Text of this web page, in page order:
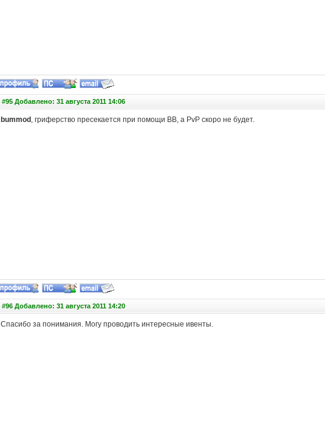
#95 Добавлено: 31 августа 2011 14:06
bummod , гриферство пресекается при помощи BB, а PvP скоро не будет.
#96 Добавлено: 31 августа 2011 14:20
Спасибо за понимания. Могу проводить интересные ивенты.